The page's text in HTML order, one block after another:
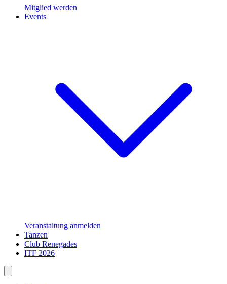
Mitglied werden
Events
Veranstaltung anmelden
Tanzen
Club Renegades
ITF 2026